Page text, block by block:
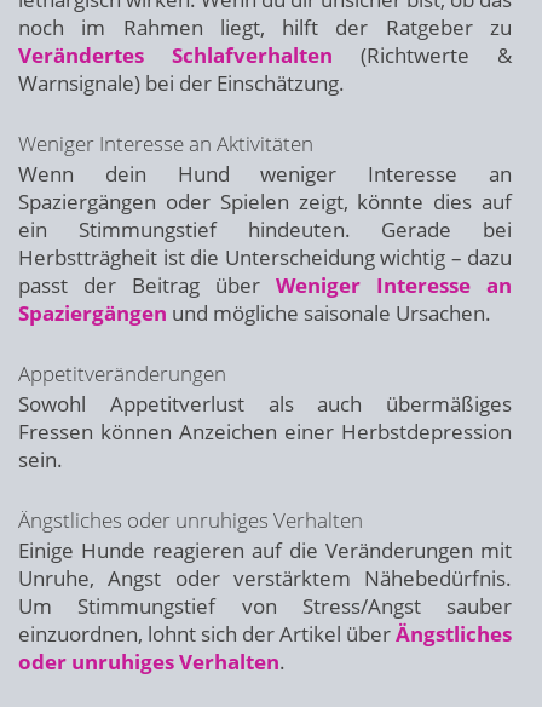
noch im Rahmen liegt, hilft der Ratgeber zu
Verändertes Schlafverhalten (Richtwerte &
Warnsignale) bei der Einschätzung.
Weniger Interesse an Aktivitäten
Wenn dein Hund weniger Interesse an
Spaziergängen oder Spielen zeigt, könnte dies auf
ein Stimmungstief hindeuten. Gerade bei
Herbstträgheit ist die Unterscheidung wichtig – dazu
passt der Beitrag über Weniger Interesse an
Spaziergängen und mögliche saisonale Ursachen.
Appetitveränderungen
Sowohl Appetitverlust als auch übermäßiges
Fressen können Anzeichen einer Herbstdepression
sein.
Ängstliches oder unruhiges Verhalten
Einige Hunde reagieren auf die Veränderungen mit
Unruhe, Angst oder verstärktem Nähebedürfnis.
Um Stimmungstief von Stress/Angst sauber
einzuordnen, lohnt sich der Artikel überÄngstliches
oder unruhiges Verhalten.